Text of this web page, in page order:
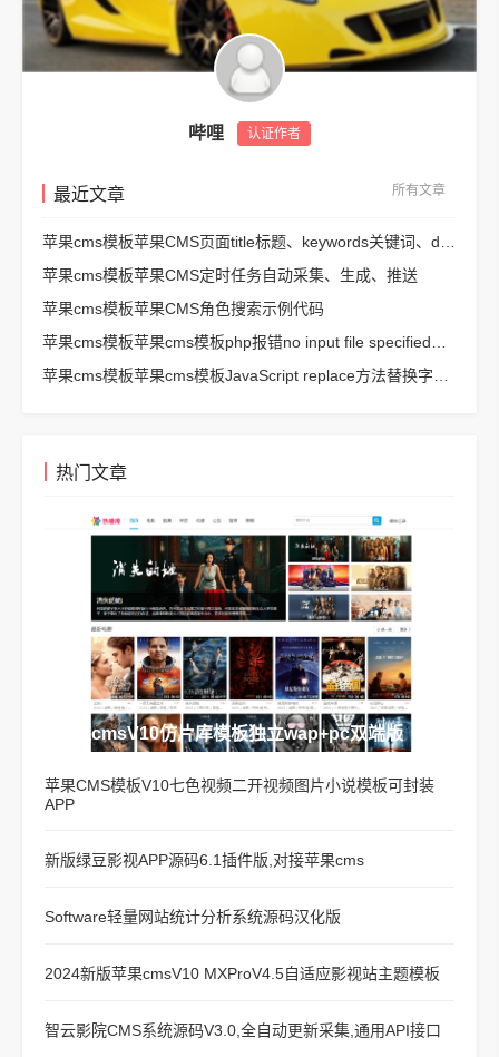
哔哩 认证作者
最近文章 所有文章
苹果cms模板苹果CMS页面title标题、keywords关键词、description描述SEO优化
苹果cms模板苹果CMS定时任务自动采集、生成、推送
苹果cms模板苹果CMS角色搜索示例代码
苹果cms模板苹果cms模板php报错no input file specified解决方法
苹果cms模板苹果cms模板JavaScript replace方法替换字符串空格方法
热门文章
苹果cmsV10仿片库模板独立wap+pc双端版
苹果CMS模板V10七色视频二开视频图片小说模板可封装
APP
新版绿豆影视APP源码6.1插件版,对接苹果cms
Software轻量网站统计分析系统源码汉化版
2024新版苹果cmsV10 MXProV4.5自适应影视站主题模板
智云影院CMS系统源码V3.0,全自动更新采集,通用API接口